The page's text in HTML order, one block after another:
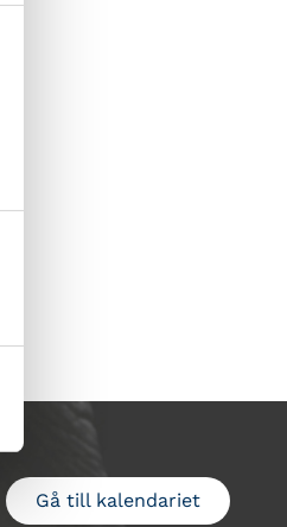
Gå till kalendariet